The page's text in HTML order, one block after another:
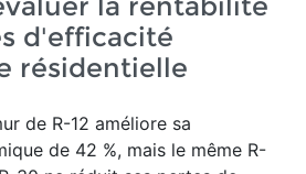
d'efficacité
résidentielle
de R-12 améliore sa
de 42 %, mais le même R-